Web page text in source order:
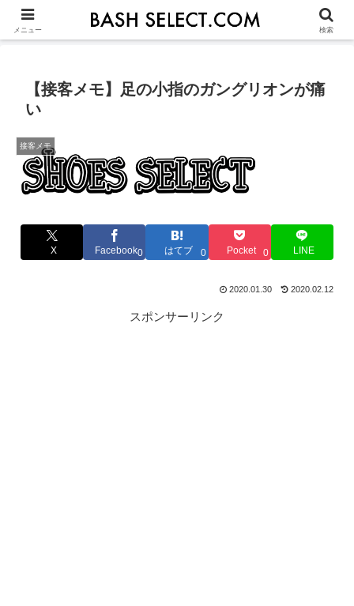
シューズ選びの基本 ASICS NIKE ADIDAS
【接客メモ】足の小指のガングリオンが痛
い
接客メモ
X Facebook0 はてブ 0 Pocket 0 LINE
2020.01.30 2020.02.12
スポンサーリンク
メニュー 検索